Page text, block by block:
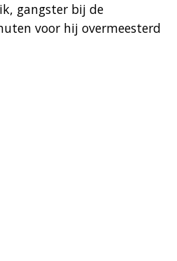
gangster bij de
voor hij overmeesterd